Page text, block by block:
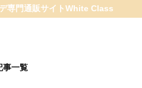
専門通販サイトWhite Class
事一覧